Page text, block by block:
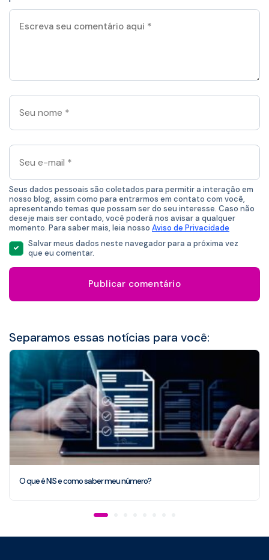
Escreva
seu
Seu
nome
*
Seu
e-
mail
*
Seus dados pessoais são coletados para permitir a interação em
nosso blog, assim como para entrarmos em contato com você,
apresentando temas que possam ser do seu interesse. Caso não
deseje mais ser contado, você poderá nos avisar a qualquer
momento. Para saber mais, leia nosso Aviso de Privacidade
Salvar meus dados neste navegador para a próxima vez
que eu comentar.
Separamos essas notícias para você:
O que é NIS e como saber meu número?